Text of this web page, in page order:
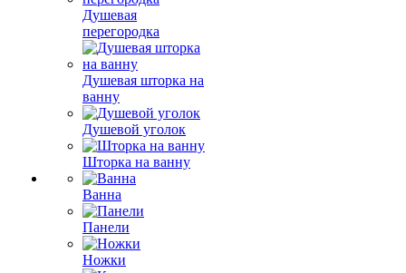
Душевая
перегородка
Душевая шторка на
ванну
Душевой уголок
Шторка на ванну
Ванна
Панели
Ножки